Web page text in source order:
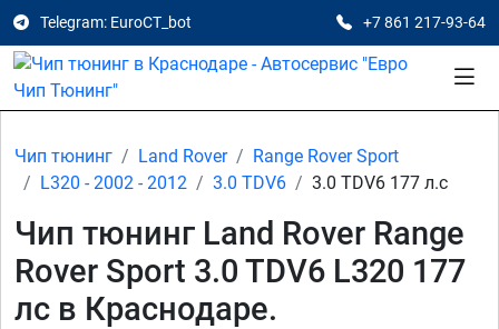
Telegram: EuroCT_bot +7 861 217-93-64
Чип тюнинг Land Rover
Range Rover Sport
L320 - 2002 - 2012
3.0 TDV6 3.0 TDV6 177 л.с
Чип тюнинг Land Rover Range
Rover Sport 3.0 TDV6 L320 177
лс в Краснодаре.